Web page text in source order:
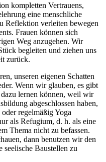
kompletten Vertrauens,
eine menschliche
Reflektion verleiten bewegen
Frauen können sich
Weg anzugehen. Wir
begleiten und ziehen uns
zurück.
unseren eigenen Schatten
Wenn wir glauben, es gibt
lernen können, weil wir
abgeschlossen haben,
regelmäßig Yoga
als Refugium, d. h. als eine
Thema nicht zu befassen.
dann benutzen wir den
seelische Baustellen zu